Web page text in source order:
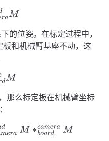
boar
的位姿。在标定过程中，
板和机械臂基座不动，这
base
那么标定板在机械臂坐标
mera endM∗boa dca